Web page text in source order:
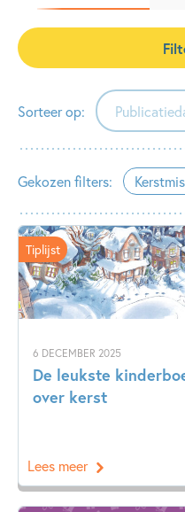
Sorteer op:
Gekozen filters: Kerstmis
6 DECEMBER 2025
De leukste
over kerst
Tiplijst
Lees meer